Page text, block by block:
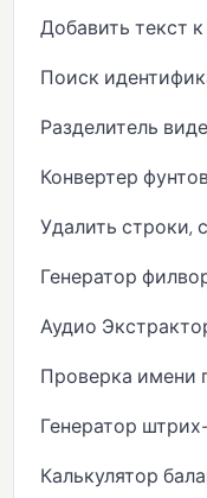
Добавить текст
Поиск
Разделитель
Конвертер
Удалить строки,
Генератор
Аудио
Проверка имени
Генератор
Калькулятор